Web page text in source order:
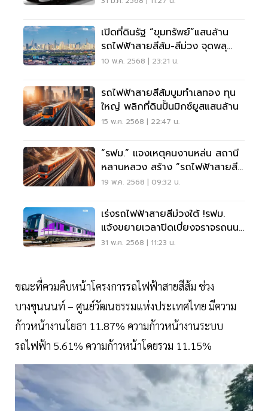
เปิดที่ดินรัฐ “ขุมทรัพย์”แสนล้าน
รถไฟฟ้าสายสีส้ม-สีม่วง จุดพลุ
ทำเลทอง
10 พ.ค. 2568 | 23:21 น.
รถไฟฟ้าสายสีส้มบูมทำเลทอง ทุน
ใหญ่ พลิกที่ดินปั้นมิกซ์ยูสแสนล้าน
15 พ.ค. 2568 | 22:47 น.
“รฟม.” แจงเหตุคนงานหล่น สถานี
หลานหลวง สร้าง “รถไฟฟ้าสายสี
ส้ม”
19 พ.ค. 2568 | 09:32 น.
เร่งรถไฟฟ้าสายสีม่วงใต้ !รฟม.
แจ้งขยายเวลาปิดเบี่ยงจราจรถนน
สมเด็จพระเจ้าตากสิน ฝั่งขาเข้า
31 พ.ค. 2568 | 11:23 น.
ขณะที่ควมคืบหน้าโครงการรถไฟฟ้าสายสีส้ม ช่วง
บางขุนนนท์ – ศูนย์วัฒนธรรมแห่งประเทศไทย มีความ
ก้าวหน้างานโยธา 11.87% ความก้าวหน้างานระบบ
รถไฟฟ้า 5.61% ความก้าวหน้าโดยรวม 11.15%